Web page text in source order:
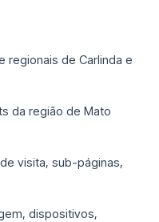
regionais de Carlinda e
da região de Mato
visita, sub-páginas,
dispositivos,